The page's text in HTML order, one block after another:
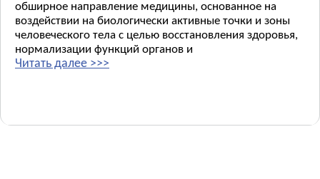
обширное направление медицины, основанное на
воздействии на биологически активные точки и зоны
человеческого тела с целью восстановления здоровья,
нормализации функций органов и
Читать далее >>>